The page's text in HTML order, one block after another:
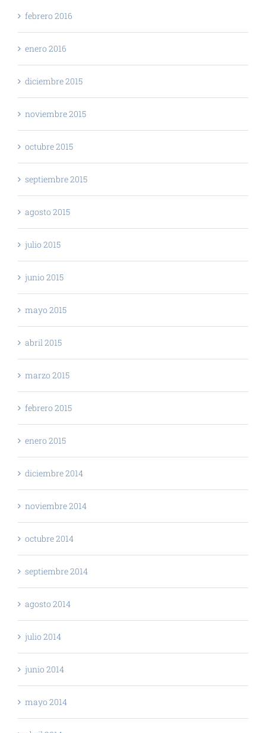
febrero 2016
enero 2016
diciembre 2015
noviembre 2015
octubre 2015
septiembre 2015
agosto 2015
julio 2015
junio 2015
mayo 2015
abril 2015
marzo 2015
febrero 2015
enero 2015
diciembre 2014
noviembre 2014
octubre 2014
septiembre 2014
agosto 2014
julio 2014
junio 2014
mayo 2014